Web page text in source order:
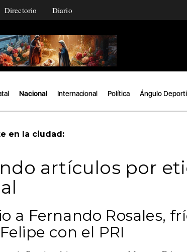
Directorio Diario
Nacional Internacional Política Ángulo
en la ciudad:
artículos por
a Fernando Rosales,
con el PRI